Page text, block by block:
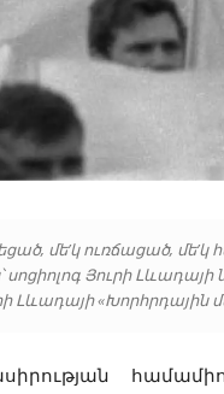
մե’կ ուռճացած,
սոցիոլոգ Յուրի Լևադայի
Լևադայի